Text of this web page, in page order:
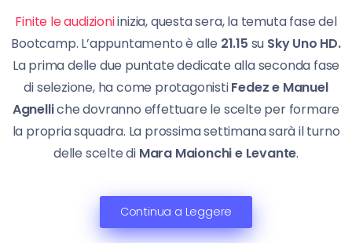
Finite le audizioniinizia, questa sera, la temuta fase del
Bootcamp. L’appuntamento è alle 21.15 su Sky Uno HD.
La prima delle due puntate dedicate alla seconda fase
di selezione, ha come protagonistiFedez e Manuel
Agnelliche dovranno effettuare le scelte per formare
la propria squadra. La prossima settimana sarà il turno
delle scelte di Mara Maionchi e Levante.
Continua a Leggere